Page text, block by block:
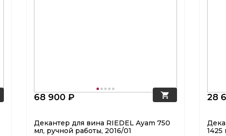
68 900 ₽
Декантер для вина RIEDEL Ayam 750
мл, ручной работы, 2016/01
28
1425